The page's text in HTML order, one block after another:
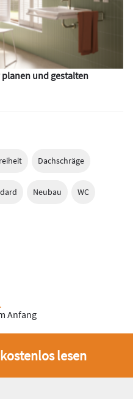
und gestalten
Dachschräge
Neubau WC
Anfang
lesen